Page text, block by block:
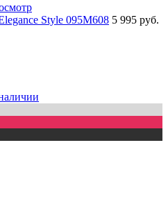
Style 095M608 5 995 руб.